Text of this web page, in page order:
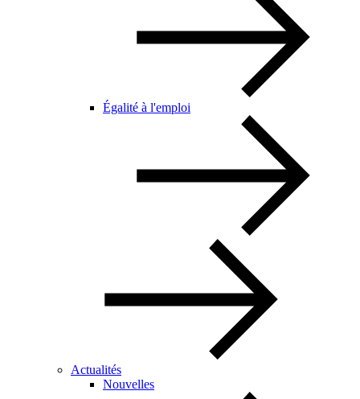
Égalité à l'emploi
Actualités
Nouvelles